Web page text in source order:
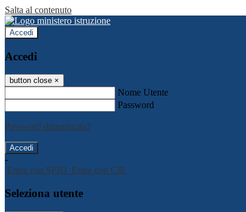
Salta al contenuto
Accedi
Accedi
button close ×
Nome Utente
Password
Password dimenticata?
-
Entra con SPID Entra con CIE
Seleziona utente